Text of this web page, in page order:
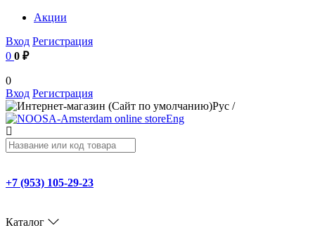
Акции
Вход Регистрация
0 0 ₽
0
Вход Регистрация
Рус /
Eng
+7 (953) 105-29-23
Каталог